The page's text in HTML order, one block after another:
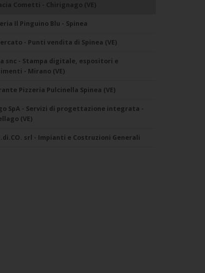
Cometti - Chirignago (VE)
Il Pinguino Blu - Spinea
- Punti vendita di Spinea (VE)
snc - Stampa digitale, espositori e
- Mirano (VE)
Pizzeria Pulcinella Spinea (VE)
SpA - Servizi di progettazione integrata -
(VE)
srl - Impianti e Costruzioni Generali